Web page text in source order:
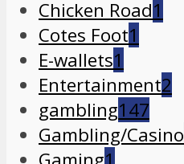
Chicken Road1
Cotes Foot1
E-wallets1
Entertainment2
gambling147
Gambling/Casino